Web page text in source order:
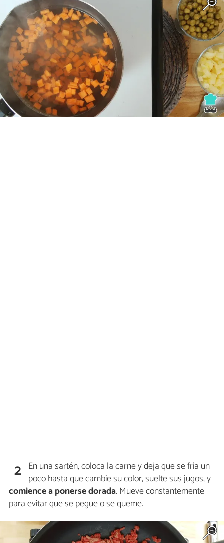
2 En una sartén, coloca la carne y deja que se fría un
poco hasta que cambie su color, suelte sus jugos, y
comience a ponerse dorada. Mueve constantemente
para evitar que se pegue o se queme.